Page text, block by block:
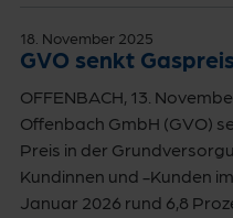
18. November 2025
GVO senkt
OFFENBACH, 13.
Offenbach GmbH (GVO)
Preis in der
Kundinnen und -Kunden
Januar 2026 rund 6,8